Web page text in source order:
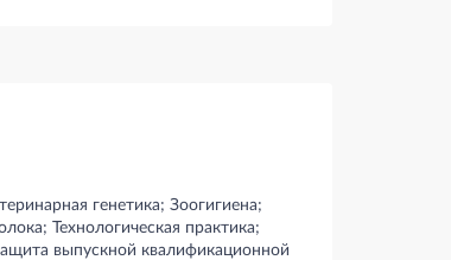
генетика; Зоогигиена;
Технологическая практика;
выпускной квалификационной